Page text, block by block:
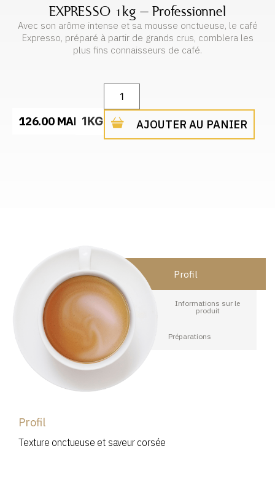
EXPRESSO 1kg – Professionnel
Avec son arôme intense et sa mousse onctueuse, le café
Expresso, préparé à partir de grands crus, comblera les
plus fins connaisseurs de café.
126.00 MAD 1KG AJOUTER AU PANIER
Profil
Informations sur le
produit
Préparations
Profil
Texture onctueuse et saveur corsée